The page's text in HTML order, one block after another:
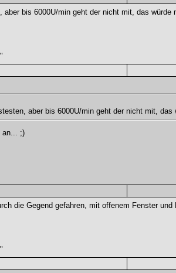
bis 6000U/min geht der nicht mit, das würde
aber bis 6000U/min geht der nicht mit, das
an... ;)
die Gegend gefahren, mit offenem Fenster